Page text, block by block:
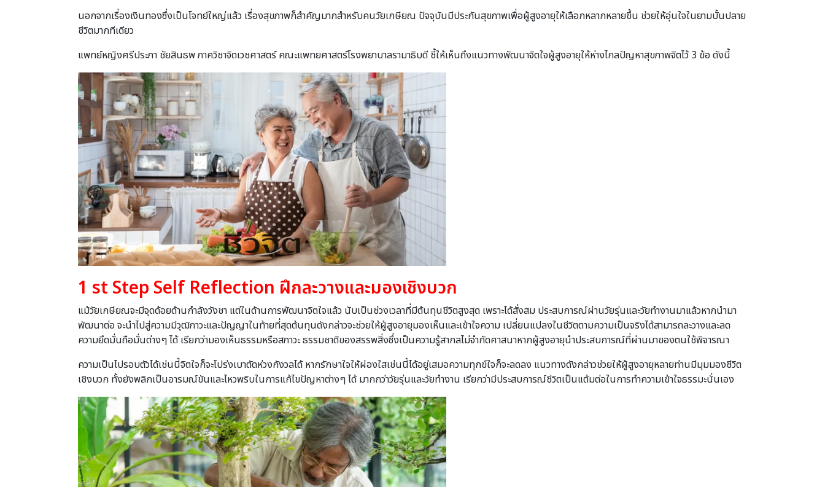
นอกจากเรื่องเงินทองซึ่งเป็นโจทย์ใหญ่แล้ว เรื่องสุขภาพก็สำคัญมากสำหรับคนวัยเกษียณ ปัจจุบันมีประกันสุขภาพเพื่อผู้สูงอายุให้เลือกหลากหลายขึ้น ช่วยให้อุ่นใจในยามบั้นปลาย
ชีวิตมากทีเดียว
แพทย์หญิงศรีประภา ชัยสินธพ ภาควิชาจิตเวชศาสตร์ คณะแพทยศาสตร์โรงพยาบาลรามาธิบดี ชี้ให้เห็นถึงแนวทางพัฒนาจิตใจผู้สูงอายุให้ห่างไกลปัญหาสุขภาพจิตไว้ 3 ข้อ ดังนี้
1 st Step Self Reflection ฝึกละวางและมองเชิงบวก
แม้วัยเกษียณจะมีจุดด้อยด้านกําลังวังชา แต่ในด้านการพัฒนาจิตใจแล้ว นับเป็นช่วงเวลาที่มีต้นทุนชีวิตสูงสุด เพราะได้สั่งสม ประสบการณ์ผ่านวัยรุ่นและวัยทํางานมาแล้วหากนํามา
พัฒนาต่อ จะนําไปสู่ความมีวุฒิภาวะและปัญญาในท้ายที่สุดต้นทุนดังกล่าวจะช่วยให้ผู้สูงอายุมองเห็นและเข้าใจความ เปลี่ยนแปลงในชีวิตตามความเป็นจริงได้สามารถละวางและลด
ความยึดมั่นถือมั่นต่างๆ ได้ เรียกว่ามองเห็นธรรมหรือสภาวะ ธรรมชาติของสรรพสิ่งซึ่งเป็นความรู้สากลไม่จํากัดศาสนาหากผู้สูงอายุนําประสบการณ์ที่ผ่านมาของตนใช้พิจารณา
ความเป็นไปรอบตัวได้เช่นนี้จิตใจก็จะโปร่งเบาตัดห่วงกังวลได้ หากรักษาใจให้ผ่องใสเช่นนี้ได้อยู่เสมอความทุกข์ใจก็จะลดลง แนวทางดังกล่าวช่วยให้ผู้สูงอายุหลายท่านมีมุมมองชีวิต
เชิงบวก ทั้งยังพลิกเป็นอารมณ์ขันและไหวพริบในการแก้ไขปัญหาต่างๆ ได้ มากกว่าวัยรุ่นและวัยทํางาน เรียกว่ามีประสบการณ์ชีวิตเป็นแต้มต่อในการทําความเข้าใจธรรมะนั่นเอง